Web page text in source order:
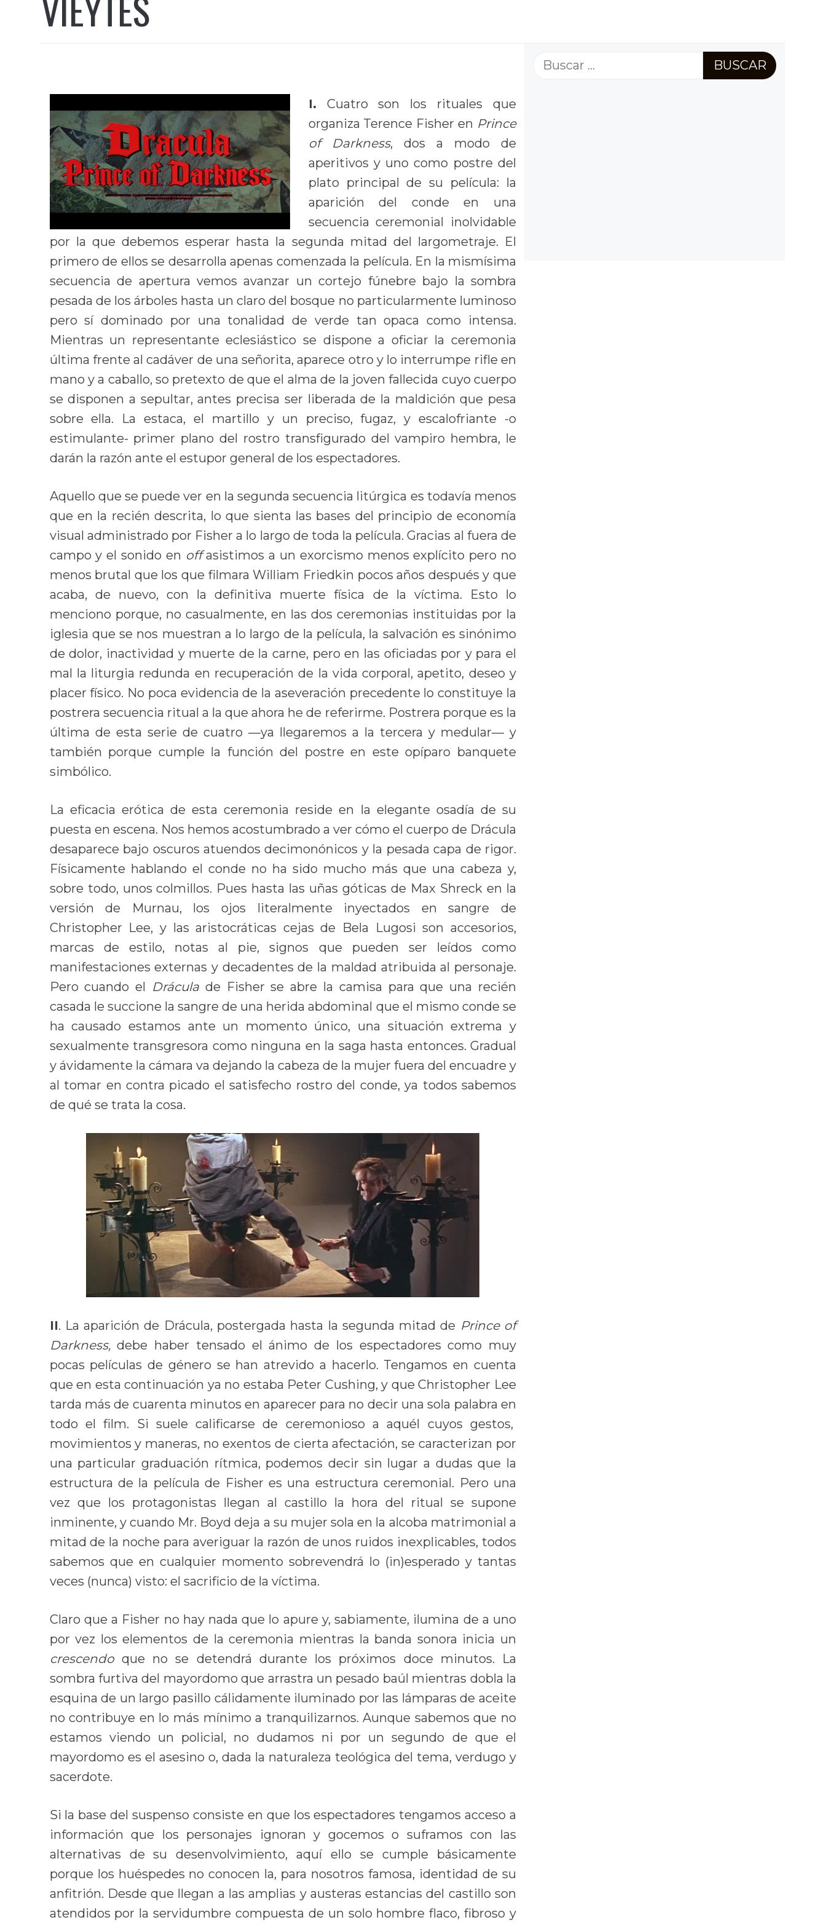
I. Cuatro son los rituales que
organiza Terence Fisher en Prince
of Darkness, dos a modo de
aperitivos y uno como postre del
plato principal de su película: la
aparición del conde en una
secuencia ceremonial inolvidable
por la que debemos esperar hasta la segunda mitad del largometraje. El
primero de ellos se desarrolla apenas comenzada la película. En la mismísima
secuencia de apertura vemos avanzar un cortejo fúnebre bajo la sombra
pesada de los árboles hasta un claro del bosque no particularmente luminoso
pero sí dominado por una tonalidad de verde tan opaca como intensa.
Mientras un representante eclesiástico se dispone a oficiar la ceremonia
última frente al cadáver de una señorita, aparece otro y lo interrumpe rifle en
mano y a caballo, so pretexto de que el alma de la joven fallecida cuyo cuerpo
se disponen a sepultar, antes precisa ser liberada de la maldición que pesa
sobre ella. La estaca, el martillo y un preciso, fugaz, y escalofriante -o
estimulante- primer plano del rostro transfigurado del vampiro hembra, le
darán la razón ante el estupor general de los espectadores.
Aquello que se puede ver en la segunda secuencia litúrgica es todavía menos
que en la recién descrita, lo que sienta las bases del principio de economía
visual administrado por Fisher a lo largo de toda la película. Gracias al fuera de
campo y el sonido en offasistimos a un exorcismo menos explícito pero no
menos brutal que los que filmara William Friedkin pocos años después y que
acaba, de nuevo, con la definitiva muerte física de la víctima. Esto lo
menciono porque, no casualmente, en las dos ceremonias instituidas por la
iglesia que se nos muestran a lo largo de la película, la salvación es sinónimo
de dolor, inactividad y muerte de la carne, pero en las oficiadas por y para el
mal la liturgia redunda en recuperación de la vida corporal, apetito, deseo y
placer físico. No poca evidencia de la aseveración precedente lo constituye la
postrera secuencia ritual a la que ahora he de referirme. Postrera porque es la
última de esta serie de cuatro —ya llegaremos a la tercera y medular— y
también porque cumple la función del postre en este opíparo banquete
simbólico.
La eficacia erótica de esta ceremonia reside en la elegante osadía de su
puesta en escena. Nos hemos acostumbrado a ver cómo el cuerpo de Drácula
desaparece bajo oscuros atuendos decimonónicos y la pesada capa de rigor.
Físicamente hablando el conde no ha sido mucho más que una cabeza y,
sobre todo, unos colmillos. Pues hasta las uñas góticas de Max Shreck en la
versión de Murnau, los ojos literalmente inyectados en sangre de
Christopher Lee, y las aristocráticas cejas de Bela Lugosi son accesorios,
marcas de estilo, notas al pie, signos que pueden ser leídos como
manifestaciones externas y decadentes de la maldad atribuida al personaje.
Pero cuando el Drácula de Fisher se abre la camisa para que una recién
casada le succione la sangre de una herida abdominal que el mismo conde se
ha causado estamos ante un momento único, una situación extrema y
sexualmente transgresora como ninguna en la saga hasta entonces. Gradual
y ávidamente la cámara va dejando la cabeza de la mujer fuera del encuadre y
al tomar en contra picado el satisfecho rostro del conde, ya todos sabemos
de qué se trata la cosa.
II. La aparición de Drácula, postergada hasta la segunda mitad de Prince of
Darkness,debe haber tensado el ánimo de los espectadores como muy
pocas películas de género se han atrevido a hacerlo. Tengamos en cuenta
que en esta continuación ya no estaba Peter Cushing, y que Christopher Lee
tarda más de cuarenta minutos en aparecer para no decir una sola palabra en
todo el film. Si suele calificarse de ceremonioso a aquél cuyos gestos,
movimientos y maneras, no exentos de cierta afectación, se caracterizan por
una particular graduación rítmica, podemos decir sin lugar a dudas que la
estructura de la película de Fisher es una estructura ceremonial. Pero una
vez que los protagonistas llegan al castillo la hora del ritual se supone
inminente, y cuando Mr. Boyd deja a su mujer sola en la alcoba matrimonial a
mitad de la noche para averiguar la razón de unos ruidos inexplicables, todos
sabemos que en cualquier momento sobrevendrá lo (in)esperado y tantas
veces (nunca) visto: el sacrificio de la víctima.
Claro que a Fisher no hay nada que lo apure y, sabiamente, ilumina de a uno
por vez los elementos de la ceremonia mientras la banda sonora inicia un
crescendoque no se detendrá durante los próximos doce minutos. La
sombra furtiva del mayordomo que arrastra un pesado baúl mientras dobla la
esquina de un largo pasillo cálidamente iluminado por las lámparas de aceite
no contribuye en lo más mínimo a tranquilizarnos. Aunque sabemos que no
estamos viendo un policial, no dudamos ni por un segundo de que el
mayordomo es el asesino o, dada la naturaleza teológica del tema, verdugo y
sacerdote.
Si la base del suspenso consiste en que los espectadores tengamos acceso a
información que los personajes ignoran y gocemos o suframos con las
alternativas de su desenvolvimiento, aquí ello se cumple básicamente
porque los huéspedes no conocen la, para nosotros famosa, identidad de su
anfitrión. Desde que llegan a las amplias y austeras estancias del castillo son
atendidos por la servidumbre compuesta de un solo hombre flaco, fibroso y
Buscar: